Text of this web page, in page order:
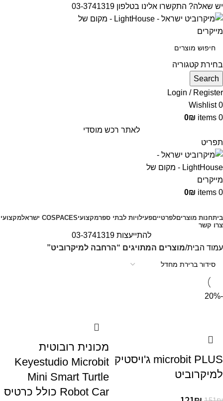
יש שאלה? התקשרו אלינו בטלפון 03-3741319
בחירת קטגוריה
Search
Login / Register
0
Wishlist
0
items
0₪
לאתר רכש מוסדי
תפריט
0
items
0₪
ביתחנות מוצריםלפרטייםפעילויות לבתי ספרמקצועיCOSPACES ישראל
מקצועי
צרו קשר
להתייעצות 03-3741319
עמוד הבית מוצרים המתויגים “הרחבה למיקרוביט”
-20%
microbit PLUS ג'ויסטיק
למיקרוביט
מכונית רובוטית
Keyestudio Microbit
Mini Smart Turtle
Robot Car כולל כרטיס